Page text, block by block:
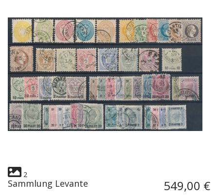
2
Sammlung Levante 549,00 €